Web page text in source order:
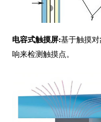
电容式触摸屏:基于触摸
响来检测触摸点。